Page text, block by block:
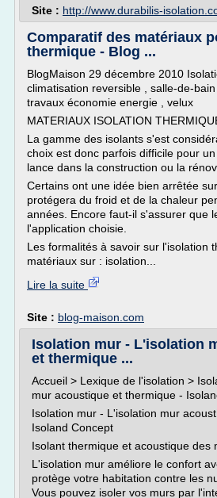
Site : http://www.durabilis-
Comparatif des matériaux
thermique - Blog ...
BlogMaison 29 décembre 2010
climatisation reversible , salle-de-bain
travaux économie energie , velux
MATERIAUX ISOLATION
La gamme des isolants s'est
choix est donc parfois difficile pour
lance dans la construction ou la
Certains ont une idée bien arrêtée
protégera du froid et de la chaleur
années. Encore faut-il s'assurer que
l'application choisie.
Les formalités à savoir sur l'isolation
matériaux sur : isolation...
Lire la suite
Site : blog-maison.com
Isolation mur - L'isolation
et thermique ...
Accueil > Lexique de l'isolation >
mur acoustique et thermique -
Isolation mur - L'isolation mur
Isoland Concept
Isolant thermique et acoustique des
L'isolation mur améliore le confort
protège votre habitation contre les
Vous pouvez isoler vos murs par